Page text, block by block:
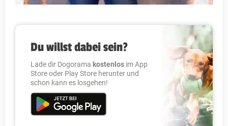
Du willst dabei sein?
Lade dir Dogorama kostenlos im App
Store oder Play Store herunter und
schon kann es losgehen!